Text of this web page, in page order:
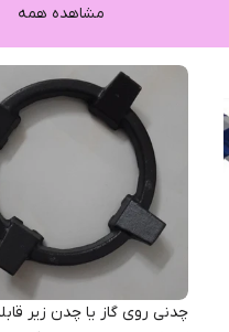
مشاهده همه
چدنی روی گاز